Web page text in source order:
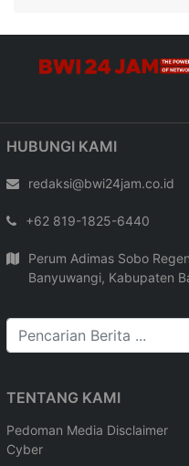
Perum Adimas Sobo
Pedoman Media